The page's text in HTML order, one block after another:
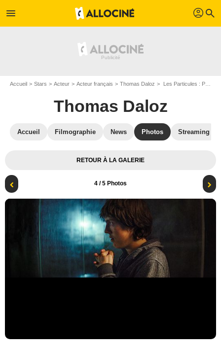
menu profil search
Accueil Stars Acteur Acteur français Thomas Daloz Les Particules : Photo Thomas Daloz
Thomas Daloz
Accueil Filmographie News Photos Streaming
RETOUR À LA GALERIE
4 / 5 Photos